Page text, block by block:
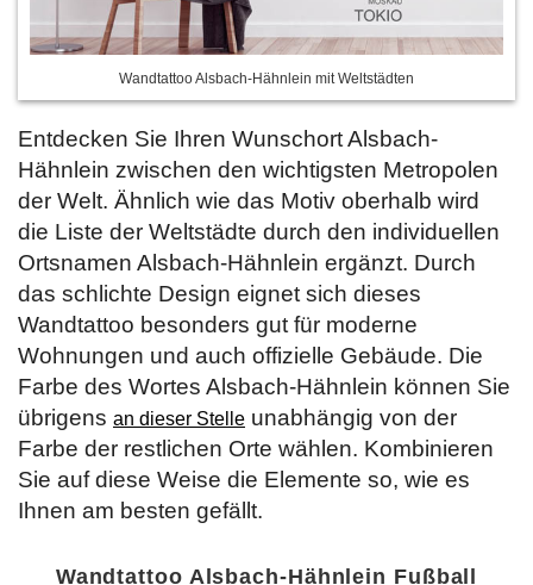
Wandtattoo Alsbach-Hähnlein mit Weltstädten
Entdecken Sie Ihren Wunschort Alsbach-
Hähnlein zwischen den wichtigsten Metropolen
der Welt. Ähnlich wie das Motiv oberhalb wird
die Liste der Weltstädte durch den individuellen
Ortsnamen Alsbach-Hähnlein ergänzt. Durch
das schlichte Design eignet sich dieses
Wandtattoo besonders gut für moderne
Wohnungen und auch offizielle Gebäude. Die
Farbe des Wortes Alsbach-Hähnlein können Sie
übrigens an dieser Stelle unabhängig von der
Farbe der restlichen Orte wählen. Kombinieren
Sie auf diese Weise die Elemente so, wie es
Ihnen am besten gefällt.
Wandtattoo Alsbach-Hähnlein Fußball